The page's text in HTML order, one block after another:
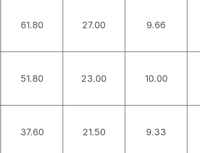
61.80 27.00 9.66
51.80 23.00 10.00
37.60 21.50 9.33